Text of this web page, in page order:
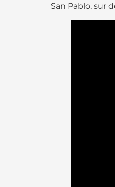
San Pablo, sur